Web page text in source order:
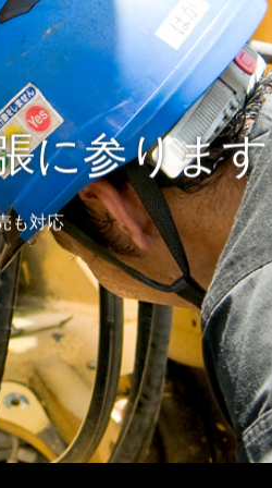
に参ります
も対応